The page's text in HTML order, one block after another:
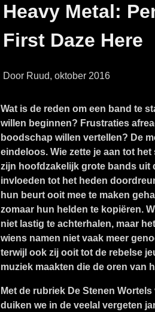
Heavy Metal:
First Daze Here
Door Ruud, oktober 2016
Wat is de reden om een band te
willen beginnen? Frustraties
boodschap willen vertellen? De
eindeloos. Wie zette je aan tot
zijn hoofdzakelijk grote bands uit
invloeden tot het heden
hun beurt ooit mee te maken
zomaar hun helden te kopiëren.
niet lastig te achterhalen, maar
wiens namen niet vaak meer
terwijl ook zij ooit tot de rebelse
muziek maakten die de oren van
Met de rubriek De Stenen Wortels
duiken we in de veelal vergeten